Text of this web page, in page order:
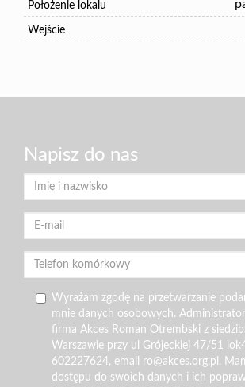
Położenie lokalu
Wejście
Napisz do nas
Wyrażam zgodę na przetwarzanie
mnie danych osobowych.
firma Akces Roman Otrembski z
Warszawie przy ul Grójeckiej 47/51
602227624, email ro@akces.org.pl.
dostępu do swoich danych i ich